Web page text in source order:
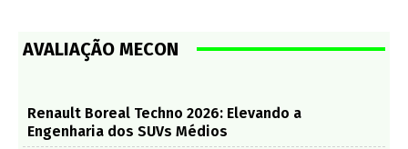
AVALIAÇÃO MECON
Renault Boreal Techno 2026: Elevando a
Engenharia dos SUVs Médios